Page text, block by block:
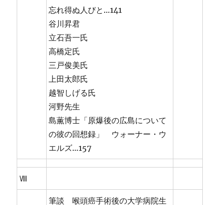
忘れ得ぬ人びと…141
谷川昇君
立石吾一氏
高橋定氏
三戸俊美氏
上田太郎氏
越智しげる氏
河野先生
島薫博士「原爆後の広島について
の彼の回想録」 ウォーナー・ウ
エルズ…157
Ⅷ
筆談 喉頭癌手術後の大学病院生